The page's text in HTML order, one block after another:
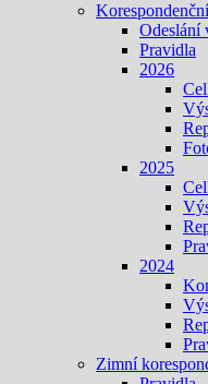
Odeslání
Pravidla
2026
2025
2024
Zimní